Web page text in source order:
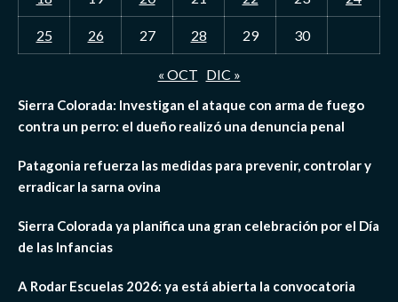
25 26 27 28 29 30
« OCT DIC »
Sierra Colorada: Investigan el ataque con arma de fuego
contra un perro: el dueño realizó una denuncia penal
Patagonia refuerza las medidas para prevenir, controlar y
erradicar la sarna ovina
Sierra Colorada ya planifica una gran celebración por el Día
de las Infancias
A Rodar Escuelas 2026: ya está abierta la convocatoria